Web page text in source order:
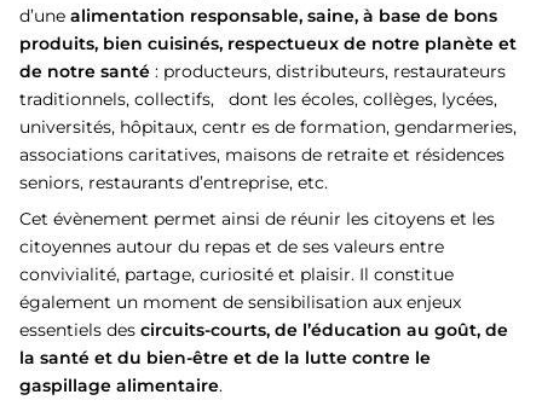
d’une alimentation responsable, saine, à base de bons
produits, bien cuisinés, respectueux de notre planète et
de notre santé : producteurs, distributeurs, restaurateurs
traditionnels, collectifs, dont les écoles, collèges, lycées,
universités, hôpitaux, centr es de formation, gendarmeries,
associations caritatives, maisons de retraite et résidences
seniors, restaurants d’entreprise, etc.
Cet évènement permet ainsi de réunir les citoyens et les
citoyennes autour du repas et de ses valeurs entre
convivialité, partage, curiosité et plaisir. Il constitue
également un moment de sensibilisation aux enjeux
essentiels des circuits-courts, de l’éducation au goût, de
la santé et du bien-être et de la lutte contre le
gaspillage alimentaire.